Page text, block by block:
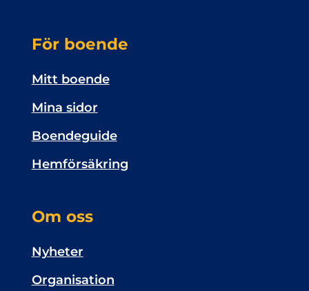
För boende
Mitt boende
Mina sidor
Boendeguide
Hemförsäkring
Om oss
Nyheter
Organisation